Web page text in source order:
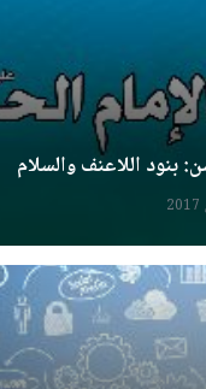
بنود اللاعنف والسلام